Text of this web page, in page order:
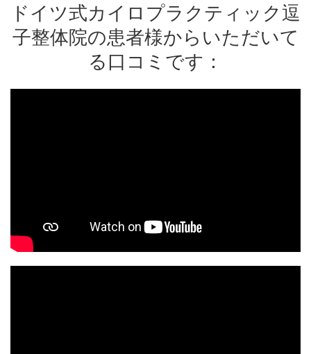
ドイツ式カイロプラクティック逗
子整体院の患者様からいただいて
る口コミです：